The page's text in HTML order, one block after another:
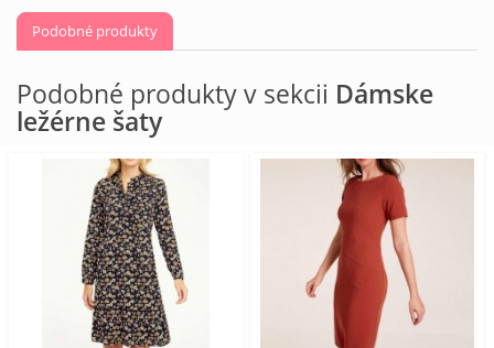
Podobné produkty
Podobné produkty v sekcii Dámske
ležérne šaty